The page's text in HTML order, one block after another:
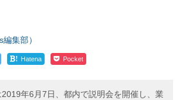
集部）
! Hatena Pocket
年6月7日、都内で説明会を開催し、業